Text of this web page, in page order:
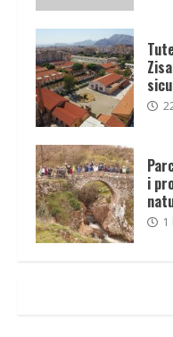
i
1